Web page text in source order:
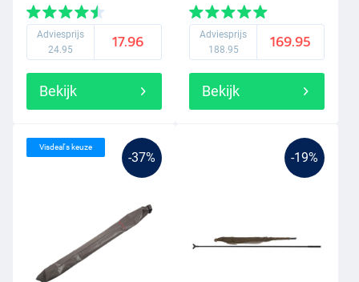
Adviesprijs
24.95
17.96
Bekijk
Adviesprijs
188.95
169.95
Bekijk
-37%
Visdeal's keuze
-19%